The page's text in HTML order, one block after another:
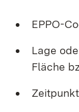
EPPO-
Lage
Fläche